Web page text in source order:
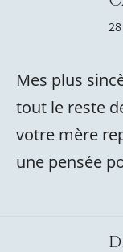
Mes plus
tout le reste
votre mère
une pensée